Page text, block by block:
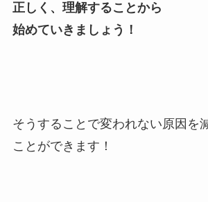
正しく、理解することから
始めていきましょう！
そうすることで変われない原因を
ことができます！